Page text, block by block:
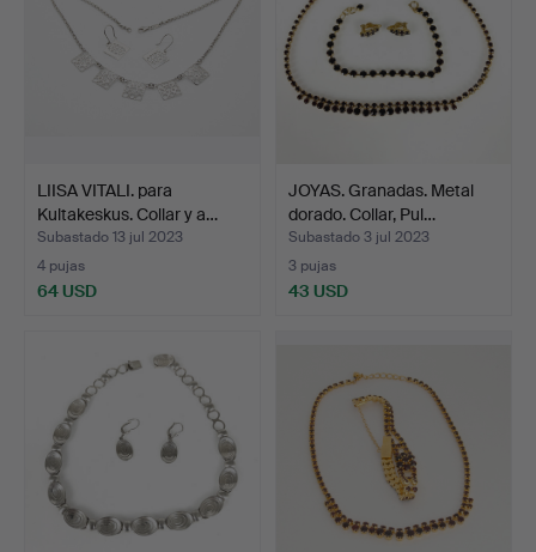
LIISA VITALI. para
Kultakeskus. Collar y a…
Subastado 13 jul 2023
4 pujas
64 USD
JOYAS. Granadas. Metal
dorado. Collar, Pul…
Subastado 3 jul 2023
3 pujas
43 USD